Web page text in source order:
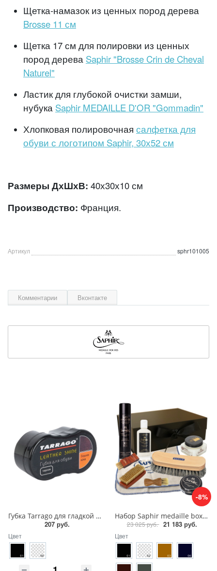
Щетка-намазок из ценных пород дерева
Brosse 11 см
Щетка 17 см для полировки из ценных
пород дерева Saphir "Brosse Crin de Cheval
Naturel"
Ластик для глубокой очистки замши,
нубука Saphir MEDAILLE D'OR "Gommadin"
Хлопковая полировочная салфетка для
обуви с логотипом Saphir, 30х52 см
Размеры ДхШхВ: 40х30х10 см
Производство: Франция.
Артикул sphr101005
Комментарии Вконтакте
Губка Tarrago для гладкой кожи силикон1
207 руб.
Цвет
-8%
Набор Saphir medaille box, уход за кожей
23 025 руб. 21 183 руб.
Цвет